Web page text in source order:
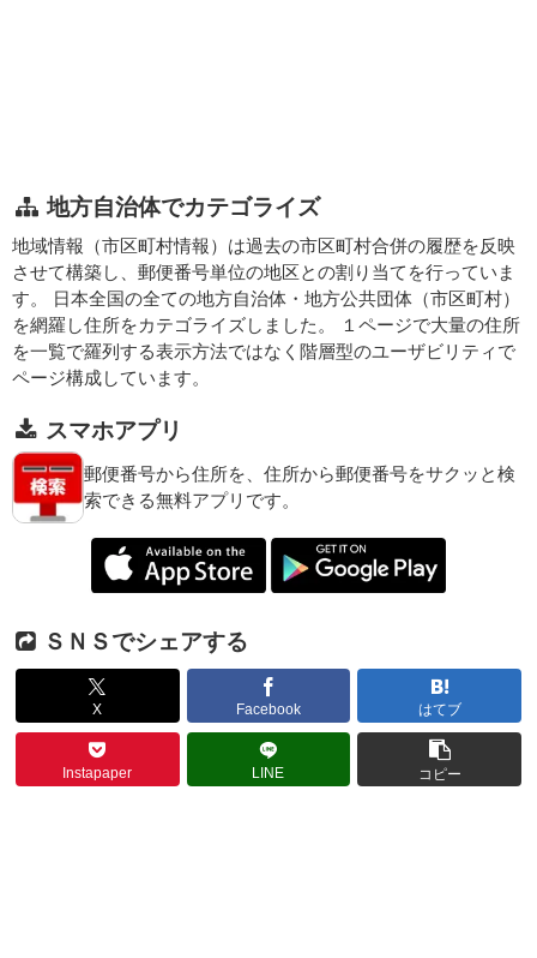
地方自治体でカテゴライズ
地域情報（市区町村情報）は過去の市区町村合併の履歴を反映
させて構築し、郵便番号単位の地区との割り当てを行っていま
す。 日本全国の全ての地方自治体・地方公共団体（市区町村）
を網羅し住所をカテゴライズしました。 １ページで大量の住所
を一覧で羅列する表示方法ではなく階層型のユーザビリティで
ページ構成しています。
スマホアプリ
郵便番号から住所を、住所から郵便番号をサクッと検
索できる無料アプリです。
ＳＮＳでシェアする
X Facebook はてブ
Instapaper LINE コピー